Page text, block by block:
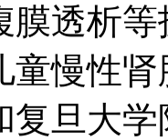
膜透析
童慢性
复旦大